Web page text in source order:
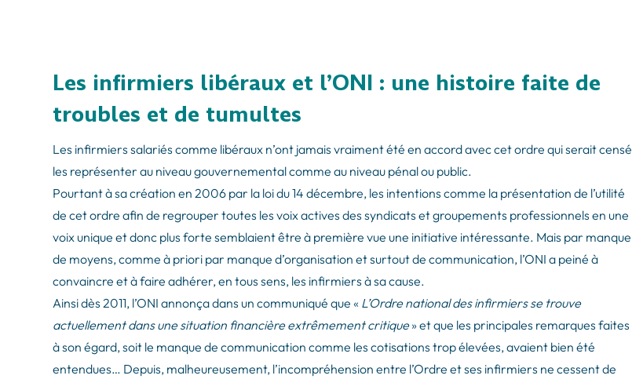
Les infirmiers libéraux et l’ONI : une histoire faite de
troubles et de tumultes
Les infirmiers salariés comme libéraux n’ont jamais vraiment été en accord avec cet ordre qui serait censé
les représenter au niveau gouvernemental comme au niveau pénal ou public.
Pourtant à sa création en 2006 par la loi du 14 décembre, les intentions comme la présentation de l’utilité
de cet ordre afin de regrouper toutes les voix actives des syndicats et groupements professionnels en une
voix unique et donc plus forte semblaient être à première vue une initiative intéressante. Mais par manque
de moyens, comme à priori par manque d’organisation et surtout de communication, l’ONI a peiné à
convaincre et à faire adhérer, en tous sens, les infirmiers à sa cause.
Ainsi dès 2011, l’ONI annonça dans un communiqué que « L’Ordre national des infirmiers se trouve
actuellement dans une situation financière extrêmement critique» et que les principales remarques faites
à son égard, soit le manque de communication comme les cotisations trop élevées, avaient bien été
entendues… Depuis, malheureusement, l’incompréhension entre l’Ordre et ses infirmiers ne cessent de